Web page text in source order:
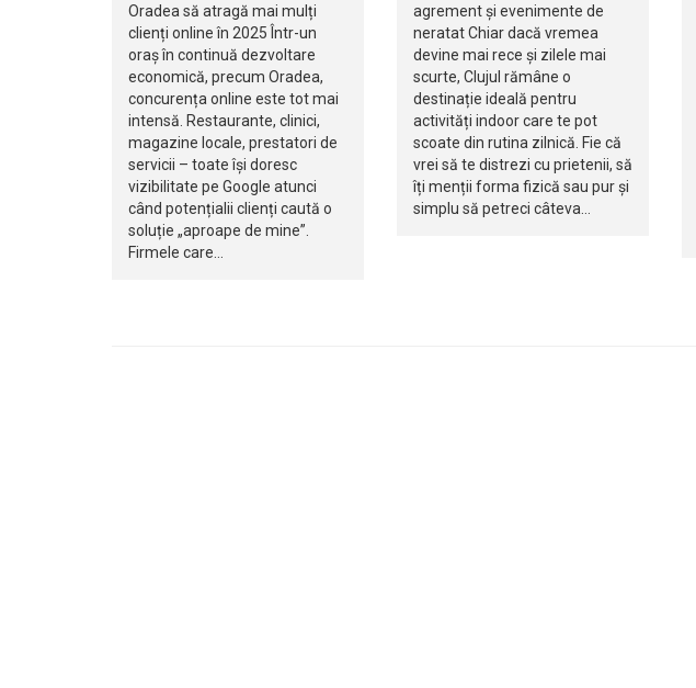
Oradea să atragă mai mulți
clienți online în 2025 Într-un
oraș în continuă dezvoltare
economică, precum Oradea,
concurența online este tot mai
intensă. Restaurante, clinici,
magazine locale, prestatori de
servicii – toate își doresc
vizibilitate pe Google atunci
când potențialii clienți caută o
soluție „aproape de mine”.
Firmele care…
agrement și evenimente de
neratat Chiar dacă vremea
devine mai rece și zilele mai
scurte, Clujul rămâne o
destinație ideală pentru
activități indoor care te pot
scoate din rutina zilnică. Fie că
vrei să te distrezi cu prietenii, să
îți menții forma fizică sau pur și
simplu să petreci câteva…